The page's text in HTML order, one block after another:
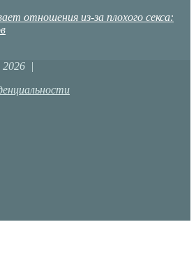
отношения из-за плохого секса:
2026 |